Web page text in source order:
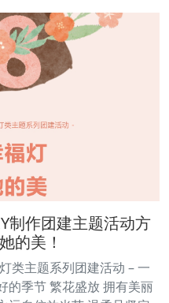
制作团建主题活动方
的美！
类主题系列团建活动 – 一
的季节 繁花盛放 拥有美丽